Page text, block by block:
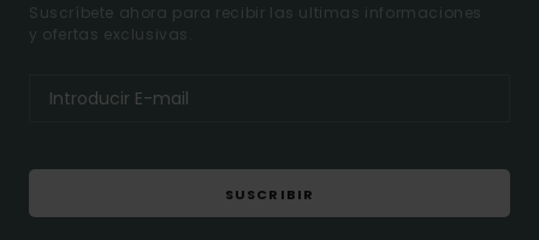
Suscríbete ahora para recibir las ultimas informaciones
y ofertas exclusivas.
SUSCRIBIR